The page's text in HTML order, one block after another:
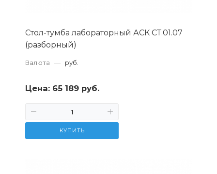
Стол-тумба лабораторный АСК СТ.01.07
(разборный)
Валюта — руб.
Цена: 65 189 руб.
КУПИТЬ